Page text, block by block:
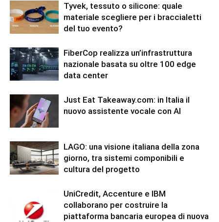
Tyvek, tessuto o silicone: quale
materiale scegliere per i braccialetti
del tuo evento?
FiberCop realizza un’infrastruttura
nazionale basata su oltre 100 edge
data center
Just Eat Takeaway.com: in Italia il
nuovo assistente vocale con AI
LAGO: una visione italiana della zona
giorno, tra sistemi componibili e
cultura del progetto
UniCredit, Accenture e IBM
collaborano per costruire la
piattaforma bancaria europea di nuova